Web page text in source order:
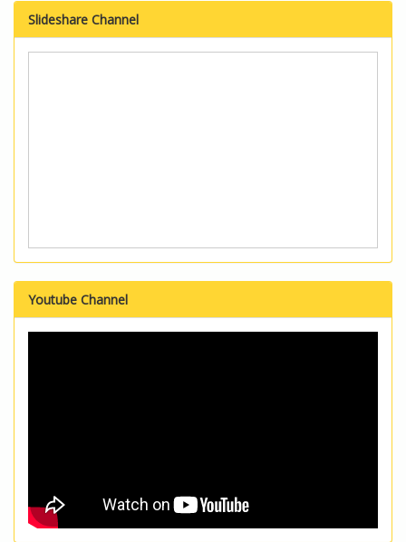
Slideshare Channel
Youtube Channel